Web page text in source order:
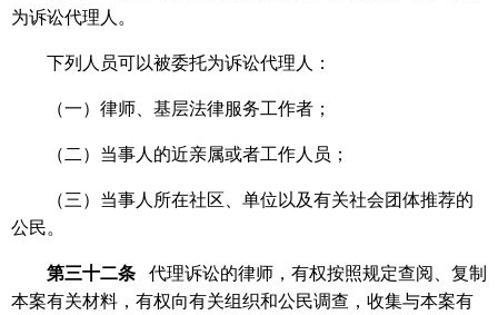
为诉讼代理人。
下列人员可以被委托为诉讼代理人：
（一）律师、基层法律服务工作者；
（二）当事人的近亲属或者工作人员；
（三）当事人所在社区、单位以及有关社会团体推荐的
公民。
第三十二条
代理诉讼的律师，有权按照规定查阅、复制
本案有关材料，有权向有关组织和公民调查，收集与本案有